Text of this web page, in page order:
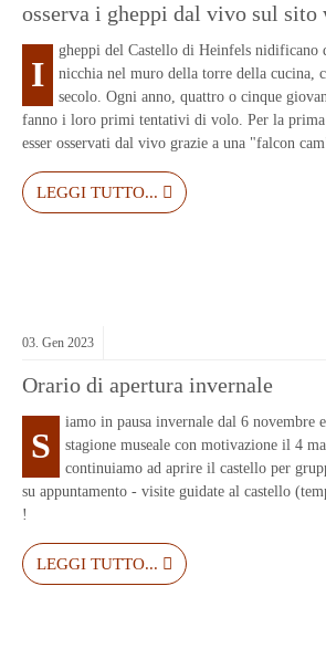
osserva i gheppi dal vivo sul sito
I
gheppi del Castello di Heinfels nidificano
nicchia nel muro della torre della cucina,
secolo. Ogni anno, quattro o cinque
fanno i loro primi tentativi di volo. Per la
esser osservati dal vivo grazie a una "falcon
LEGGI TUTTO...
03. Gen 2023
Orario di apertura invernale
S
iamo in pausa invernale dal 6 novembre
stagione museale con motivazione il 4
continuiamo ad aprire il castello per
su appuntamento - visite guidate al castello
!
LEGGI TUTTO...